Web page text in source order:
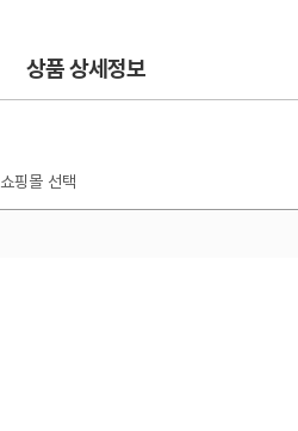
상품 상세정보
쇼핑몰 선택